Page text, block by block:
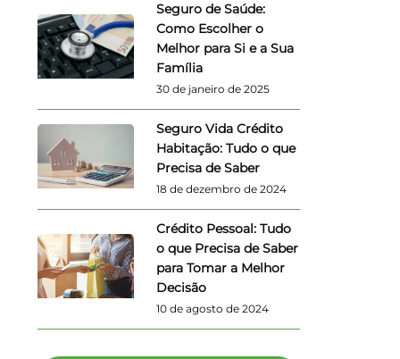
Seguro de Saúde:
Como Escolher o
Melhor para Si e a Sua
Família
30 de janeiro de 2025
Seguro Vida Crédito
Habitação: Tudo o que
Precisa de Saber
18 de dezembro de 2024
Crédito Pessoal: Tudo
o que Precisa de Saber
para Tomar a Melhor
Decisão
10 de agosto de 2024